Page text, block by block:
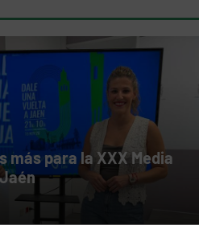
más para la XXX Media